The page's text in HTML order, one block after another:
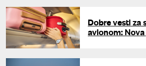
Dobre vesti za
avionom: